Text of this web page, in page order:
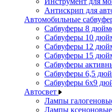
Антискрип для
Автомобильные
Сабвуферы 8
Сабвуферы 10
Сабвуферы 12
Сабвуферы 15
Сабвуферы
Сабвуферы 6,5
Сабвуферы 6x9
Автосвет
Лампы
Лампы ксеноновые